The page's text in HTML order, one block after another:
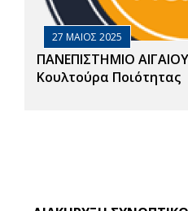
27 ΜΑΙΟΣ 2025
ΠΑΝΕΠΙΣΤΗΜΙΟ
Κουλτούρα Ποιότητας